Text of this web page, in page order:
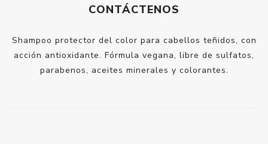
CONTÁCTENOS
Shampoo protector del color para cabellos teñidos, con
acción antioxidante. Fórmula vegana, libre de sulfatos,
parabenos, aceites minerales y colorantes.